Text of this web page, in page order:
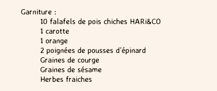
Garniture :
10 falafels de pois chiches HARi&CO
1 carotte
1 orange
2 poignées de pousses d’épinard
Graines de courge
Graines de sésame
Herbes fraiches